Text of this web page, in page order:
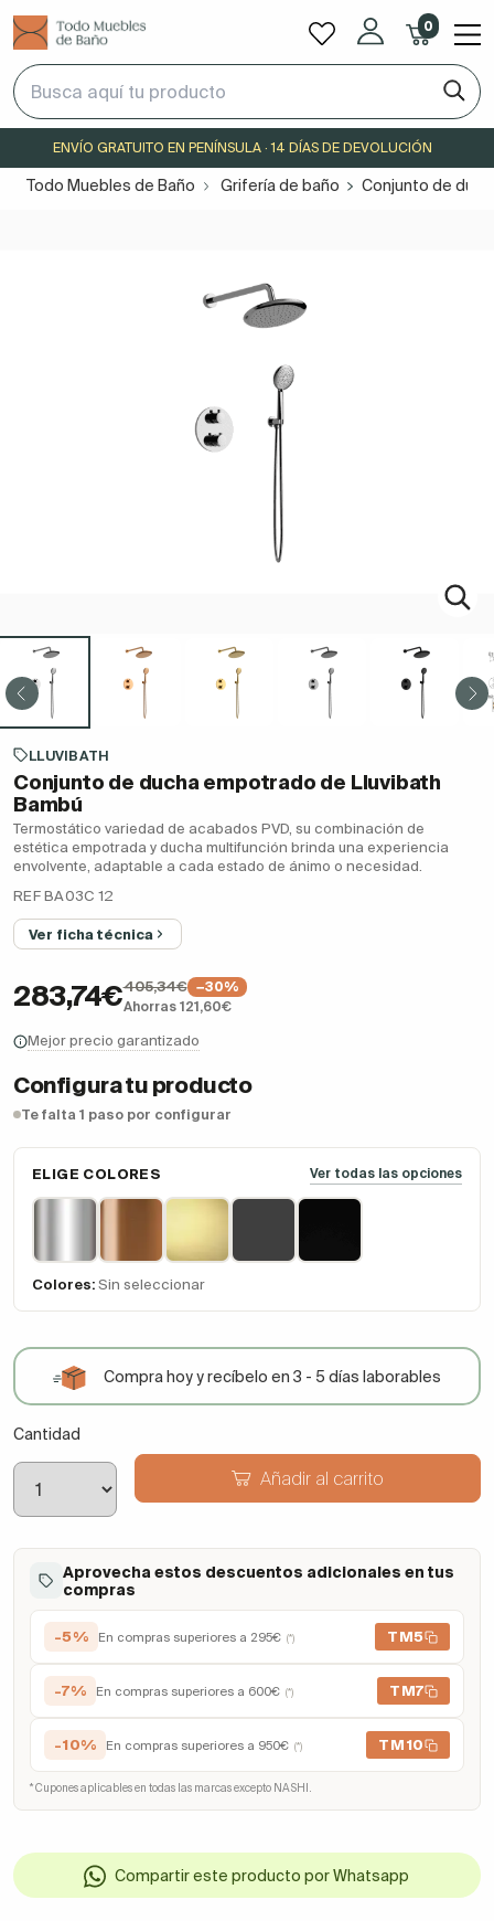
0
ENVÍO GRATUITO EN PENÍNSULA · 14 DÍAS DE DEVOLUCIÓN
Todo Muebles de Baño Grifería de baño Conjunto de
LLUVIBATH
Conjunto de ducha empotrado de Lluvibath
Bambú
Termostático variedad de acabados PVD, su combinación de
estética empotrada y ducha multifunción brinda una experiencia
envolvente, adaptable a cada estado de ánimo o necesidad.
REF BA03C 12
Ver ficha técnica
283,74€405,34€
−30%
Ahorras 121,60€
Mejor precio garantizado
Configura tu producto
Te falta 1 paso por configurar
ELIGE COLORES Ver todas las opciones
Colores: Sin seleccionar
Compra hoy y recíbelo en 3 - 5 días laborables
Cantidad
Añadir al carrito
Aprovecha estos descuentos adicionales en tus
compras
-5% En compras superiores a 295€ (*) TM5
-7% En compras superiores a 600€ (*) TM7
-10% En compras superiores a 950€ (*) TM10
* Cupones aplicables en todas las marcas excepto NASHI.
Compartir este producto por Whatsapp